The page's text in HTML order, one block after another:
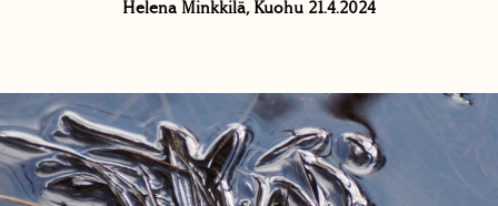
Helena Minkkilä, Kuohu 21.4.2024